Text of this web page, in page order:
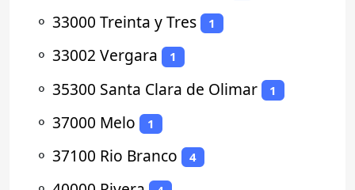
⚬ 33000 Treinta y Tres 1
⚬ 33002 Vergara 1
⚬ 35300 Santa Clara de Olimar 1
⚬ 37000 Melo 1
⚬ 37100 Rio Branco 4